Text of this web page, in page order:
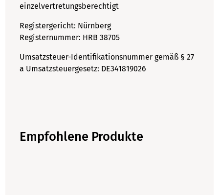
einzelvertretungsberechtigt
Registergericht: Nürnberg
Registernummer: HRB 38705
Umsatzsteuer-Identifikationsnummer gemäß § 27
a Umsatzsteuergesetz: DE341819026
Empfohlene Produkte